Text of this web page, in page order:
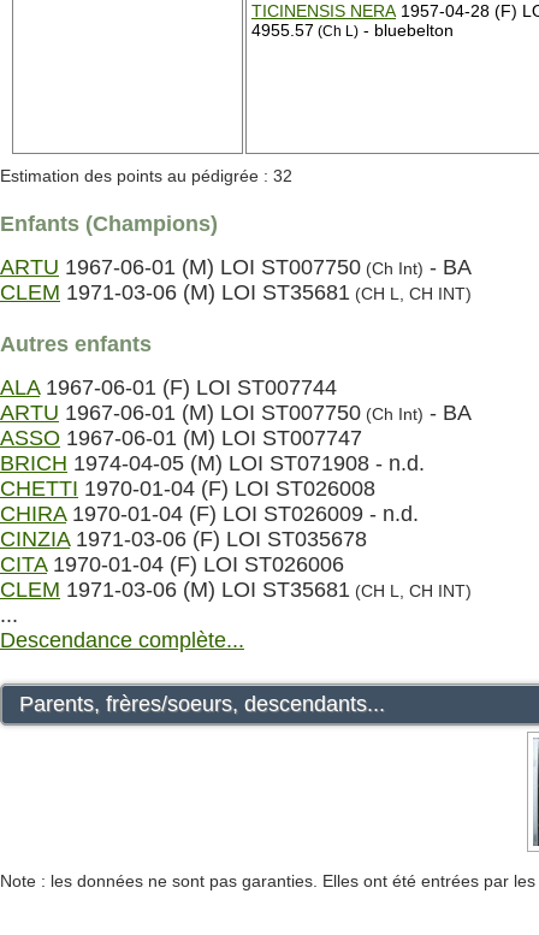
TICINENSIS NERA 1957-04-28 (F)
4955.57 (Ch L) - bluebelton
Estimation des points au pédigrée : 32
Enfants (Champions)
ARTU 1967-06-01 (M) LOI ST007750 (Ch Int) - BA
CLEM 1971-03-06 (M) LOI ST35681 (CH L, CH INT)
Autres enfants
ALA1967-06-01 (F) LOI ST007744
ARTU 1967-06-01 (M) LOI ST007750 (Ch Int) - BA
ASSO 1967-06-01 (M) LOI ST007747
BRICH 1974-04-05 (M) LOI ST071908 - n.d.
CHETTI 1970-01-04 (F) LOI ST026008
CHIRA1970-01-04 (F) LOI ST026009 - n.d.
CINZIA1971-03-06 (F) LOI ST035678
CITA1970-01-04 (F) LOI ST026006
CLEM 1971-03-06 (M) LOI ST35681 (CH L, CH INT)
...
Descendance complète...
Parents, frères/soeurs, descendants...
Note : les données ne sont pas garanties. Elles ont été entrées par